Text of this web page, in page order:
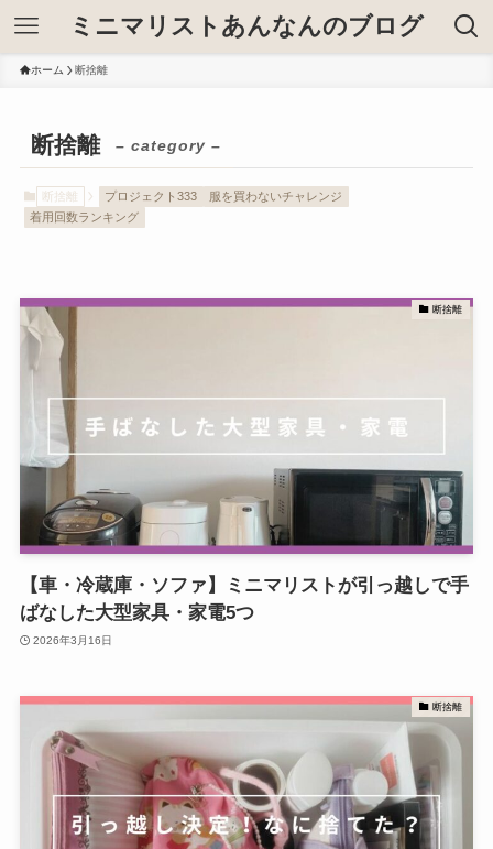
ミニマリストあんなんのブログ
ホーム 断捨離
断捨離 – category –
断捨離 プロジェクト333
服を買わないチャレンジ
着用回数ランキング
断捨離
【車・冷蔵庫・ソファ】ミニマリストが引っ越しで手
ばなした大型家具・家電5つ
2026年3月16日
断捨離